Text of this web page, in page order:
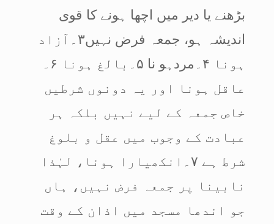
بڑھنے یا دیر میں اچھا ہونے کا قوی
اندیشہ ہو، جمعہ فرض نہیں۳۔آزاد
ہونا ۴۔مردہو نا ۵۔بالغ ہونا ۶۔
عاقل ہونا اور یہ دونوں شرطیں
خاص جمعہ کے لیے نہیں بلکہ ہر
عبادت کے وجوب میں عقل و بلوغ
شرط ہے ۷۔انکھیارا ہونا، لہٰذا
نابینا پر جمعہ فرض نہیں، ہاں
جو اندھا مسجد میں اذان کے وقت